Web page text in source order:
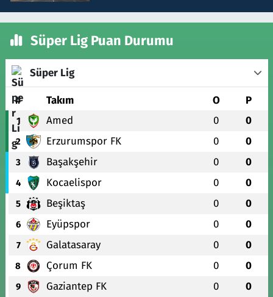
Süper Lig Puan Durumu
Süper Lig
# Takım O P
1 Amed 0 0
2 Erzurumspor FK 0 0
3 Başakşehir 0 0
4 Kocaelispor 0 0
5 Beşiktaş 0 0
6 Eyüpspor 0 0
7 Galatasaray 0 0
8 Çorum FK 0 0
9 Gaziantep FK 0 0